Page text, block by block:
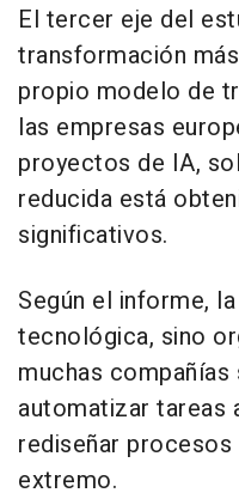
El tercer eje del
transformación
propio modelo de
las empresas
proyectos de IA,
reducida está
significativos.
Según el informe,
tecnológica, sino
muchas
automatizar tareas
rediseñar
extremo.